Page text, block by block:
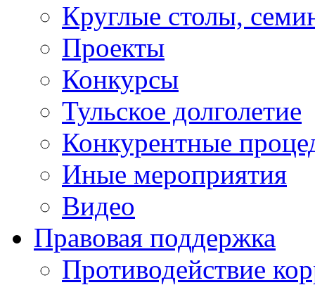
Круглые столы,
Проекты
Конкурсы
Тульское долголетие
Конкурентные
Иные мероприятия
Видео
Правовая поддержка
Противодействие